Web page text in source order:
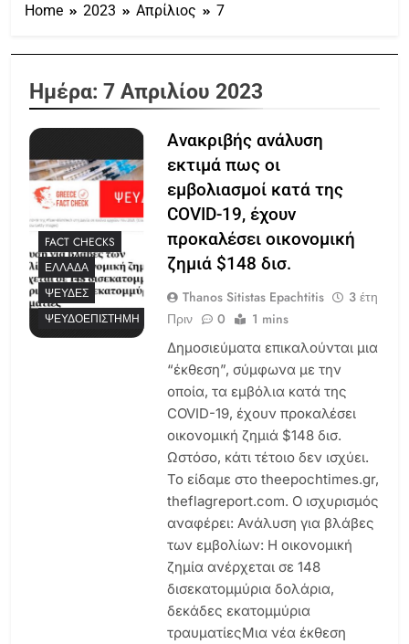
Home 2023 Απρίλιος 7
Ημέρα: 7 Απριλίου 2023
FACT CHECKS
ΕΛΛΆΔΑ
ΨΕΥΔΈΣ
ΨΕΥΔΟΕΠΙΣΤΉΜΗ
Ανακριβής ανάλυση
εκτιμά πως οι
εμβολιασμοί κατά της
COVID-19, έχουν
προκαλέσει οικονομική
ζημιά $148 δισ.
Thanos Sitistas Epachtitis
3 έτη
Πριν
0 1 mins
Δημοσιεύματα επικαλούνται μια
“έκθεση”, σύμφωνα με την
οποία, τα εμβόλια κατά της
COVID-19, έχουν προκαλέσει
οικονομική ζημιά $148 δισ.
Ωστόσο, κάτι τέτοιο δεν ισχύει.
Το είδαμε στο theepochtimes.gr,
theflagreport.com. Ο ισχυρισμός
αναφέρει: Ανάλυση για βλάβες
των εμβολίων: Η οικονομική
ζημία ανέρχεται σε 148
δισεκατομμύρια δολάρια,
δεκάδες εκατομμύρια
τραυματίεςΜια νέα έκθεση